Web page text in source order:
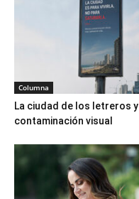
Columna
La ciudad de los letreros y
contaminación visual